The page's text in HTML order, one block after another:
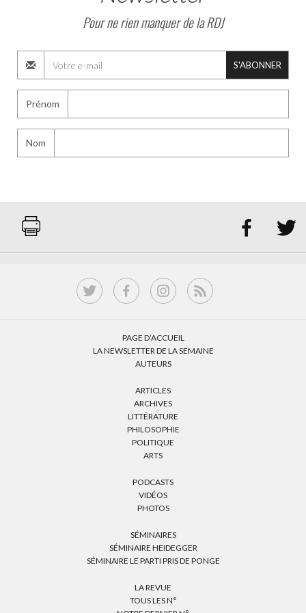
Pour ne rien manquer de la RDJ
S'ABONNER
Prénom
Nom
 
PAGE D’ACCUEIL
LA NEWSLETTER DE LA SEMAINE
AUTEURS
ARTICLES
ARCHIVES
LITTÉRATURE
PHILOSOPHIE
POLITIQUE
ARTS
PODCASTS
VIDÉOS
PHOTOS
SÉMINAIRES
SÉMINAIRE HEIDEGGER
SÉMINAIRE LE PARTI PRIS DE PONGE
LA REVUE
TOUS LES N°